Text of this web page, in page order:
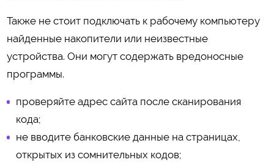
Также не стоит подключать к рабочему компьютеру
найденные накопители или неизвестные
устройства. Они могут содержать вредоносные
программы.
проверяйте адрес сайта после сканирования
кода;
не вводите банковские данные на страницах,
открытых из сомнительных кодов;